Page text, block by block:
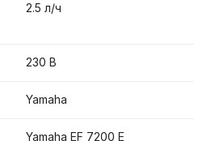
2.5 л/ч
230 В
Yamaha
Yamaha EF 7200 E